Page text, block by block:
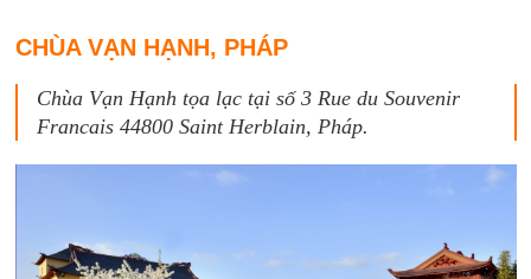
CHÙA VẠN HẠNH, PHÁP
Chùa Vạn Hạnh tọa lạc tại số 3 Rue du Souvenir
Francais 44800 Saint Herblain, Pháp.